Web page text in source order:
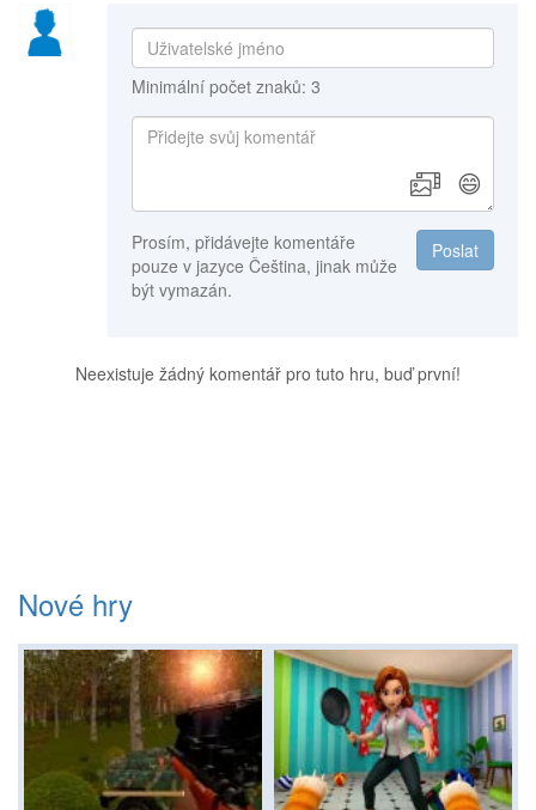
Minimální počet znaků: 3
😄
Poslat
Prosím, přidávejte komentáře
pouze v jazyce Čeština, jinak může
být vymazán.
Neexistuje žádný komentář pro tuto hru, buď první!
Nové hry